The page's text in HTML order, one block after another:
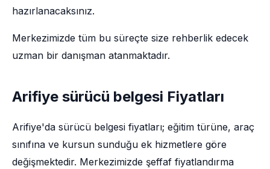
hazırlanacaksınız.
Merkezimizde tüm bu süreçte size rehberlik edecek
uzman bir danışman atanmaktadır.
Arifiye sürücü belgesi Fiyatları
Arifiye'da sürücü belgesi fiyatları; eğitim türüne, araç
sınıfına ve kursun sunduğu ek hizmetlere göre
değişmektedir. Merkezimizde şeffaf fiyatlandırma